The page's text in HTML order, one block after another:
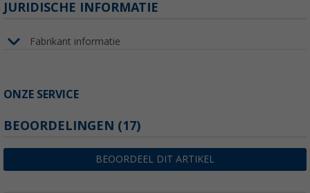
JURIDISCHE INFORMATIE
Fabrikant informatie
ONZE SERVICE
BEOORDELINGEN (17)
BEOORDEEL DIT ARTIKEL